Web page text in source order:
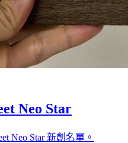
Neo Star
Neo Star 新創名單。